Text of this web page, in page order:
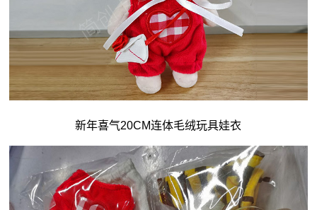
新年喜气20CM连体毛绒玩具娃衣